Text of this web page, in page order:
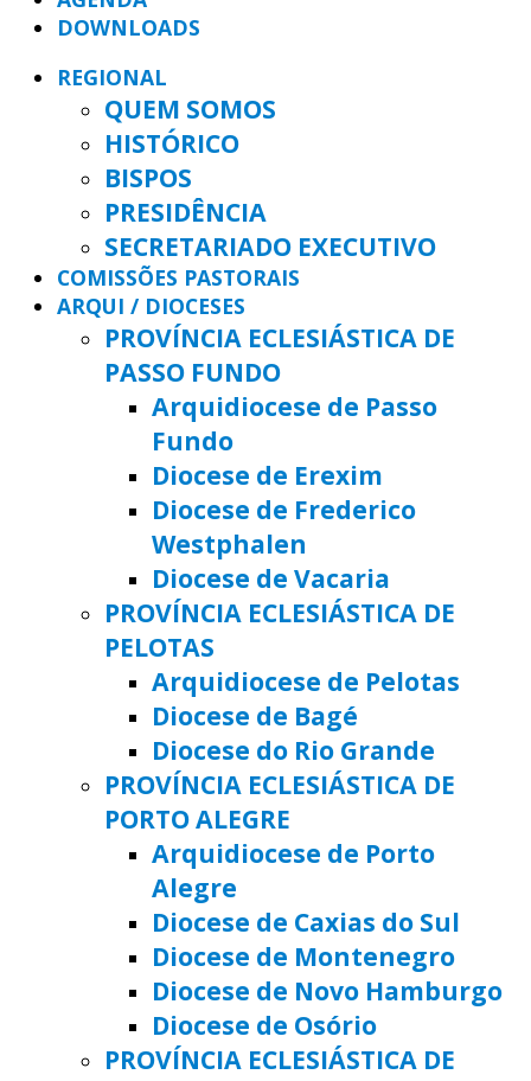
DOWNLOADS
REGIONAL
QUEM SOMOS
HISTÓRICO
BISPOS
PRESIDÊNCIA
SECRETARIADO EXECUTIVO
COMISSÕES PASTORAIS
ARQUI / DIOCESES
PROVÍNCIA ECLESIÁSTICA DE
PASSO FUNDO
Arquidiocese de Passo
Fundo
Diocese de Erexim
Diocese de Frederico
Westphalen
Diocese de Vacaria
PROVÍNCIA ECLESIÁSTICA DE
PELOTAS
Arquidiocese de Pelotas
Diocese de Bagé
Diocese do Rio Grande
PROVÍNCIA ECLESIÁSTICA DE
PORTO ALEGRE
Arquidiocese de Porto
Alegre
Diocese de Caxias do Sul
Diocese de Montenegro
Diocese de Novo Hamburgo
Diocese de Osório
PROVÍNCIA ECLESIÁSTICA DE